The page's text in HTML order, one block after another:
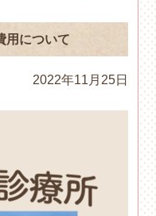
用について
2022年11月25日